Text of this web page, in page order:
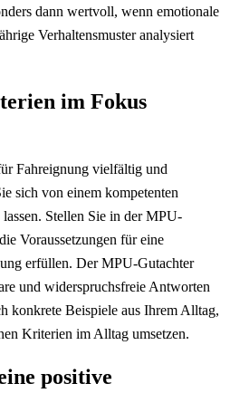
dann wertvoll, wenn emotionale
Verhaltensmuster analysiert
im Fokus
Fahreignung vielfältig und
sich von einem kompetenten
Stellen Sie in der MPU-
Voraussetzungen für eine
erfüllen. Der MPU-Gutachter
und widerspruchsfreie Antworten
konkrete Beispiele aus Ihrem Alltag,
Kriterien im Alltag umsetzen.
positive